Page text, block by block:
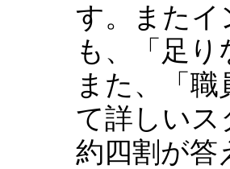
す。またイ
も、「足
また、「
て詳しい
約四割が答